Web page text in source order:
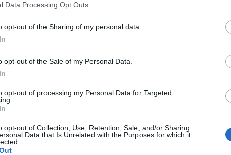
Data Processing Opt Outs
opt-out of the Sharing of my personal data.
opt-out of the Sale of my Personal Data.
opt-out of processing my Personal Data for Targeted
opt-out of Collection, Use, Retention, Sale, and/or Sharing
Data that Is Unrelated with the Purposes for which it